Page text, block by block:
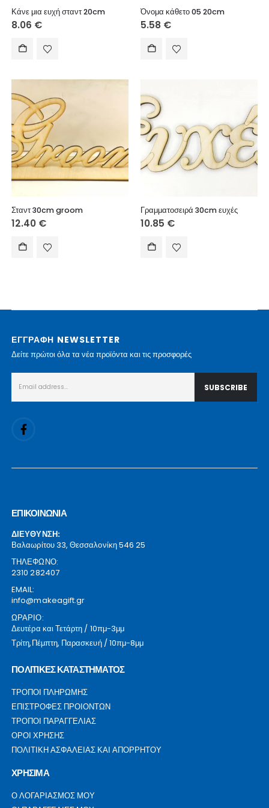
Κάνε μια ευχή σταντ 20cm
8.06 €
Όνομα κάθετο 05 20cm
5.58 €
Σταντ 30cm groom
12.40 €
Γραμματοσειρά 30cm ευχές
10.85 €
ΕΓΓΡΑΦΗ NEWSLETTER
Δείτε πρώτοι όλα τα νέα προϊόντα και τις προσφορές
ΕΠΙΚΟΙΝΩΝΙΑ
ΔΙΕΥΘΥΝΣΗ:
Βαλαωρίτου 33, Θεσσαλονίκη 546 25
ΤΗΛΕΦΩΝΟ:
2310 282407
EMAIL:
info@makeagift.gr
ΩΡΑΡΙΟ:
Δευτέρα και Τετάρτη / 10πμ-3μμ
Τρίτη,Πέμπτη, Παρασκευή / 10πμ-8μμ
ΠΟΛΙΤΙΚΕΣ ΚΑΤΑΣΤΗΜΑΤΟΣ
ΤΡΟΠΟΙ ΠΛΗΡΩΜΗΣ
ΕΠΙΣΤΡΟΦΕΣ ΠΡΟΙΟΝΤΩΝ
ΤΡΟΠΟΙ ΠΑΡΑΓΓΕΛΙΑΣ
ΟΡΟΙ ΧΡΗΣΗΣ
ΠΟΛΙΤΙΚΗ ΑΣΦΑΛΕΙΑΣ ΚΑΙ ΑΠΟΡΡΗΤΟΥ
ΧΡΗΣΙΜΑ
Ο ΛΟΓΑΡΙΑΣΜΟΣ ΜΟΥ